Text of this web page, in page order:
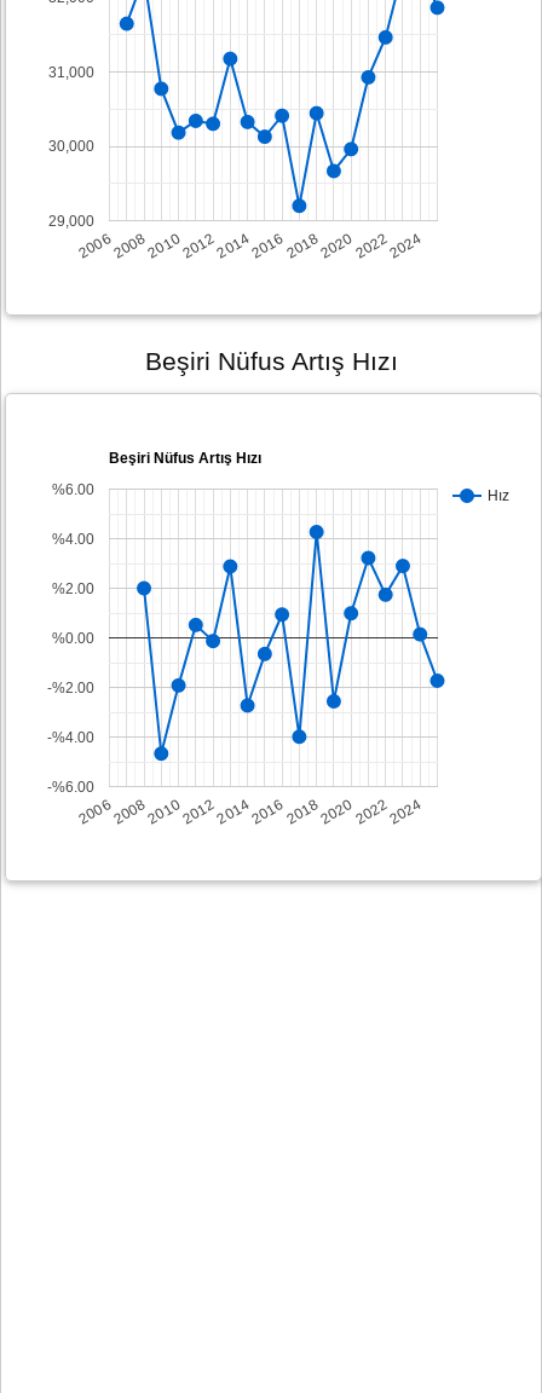
2006200820102012201420162018202020222024
29,000
30,000
31,000
Beşiri Nüfus Artış Hızı
Beşiri Nüfus Artış Hızı
Hız
2006200820102012201420162018202020222024
-%6.00
-%4.00
-%2.00
%0.00
%2.00
%4.00
%6.00